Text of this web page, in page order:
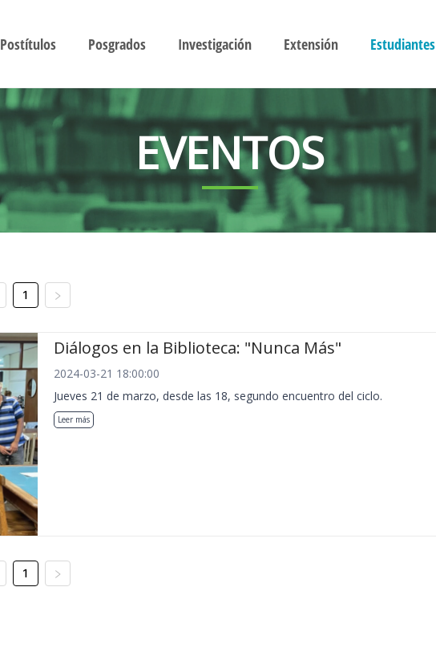
Postítulos Posgrados Investigación Extensión Estudiantes
EVENTOS
1
Diálogos en la Biblioteca: "Nunca Más"
2024-03-21 18:00:00
Jueves 21 de marzo, desde las 18, segundo encuentro del ciclo.
Leer más
1